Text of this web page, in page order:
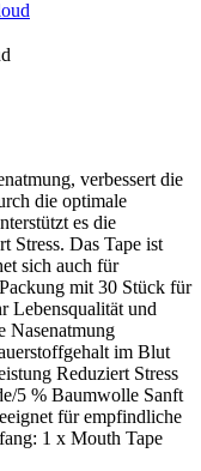
verbessert die
die optimale
es die
Stress. Das Tape ist
sich auch für
mit 30 Stück für
Lebensqualität und
Nasenatmung
im Blut
Reduziert Stress
5 % Baumwolle Sanft
für empfindliche
1 x Mouth Tape